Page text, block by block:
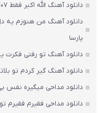
دانلود آهنگ الله اکبر فقط 207 مشکی سعید کریمی
دانلود آهنگ من هنوزم یه
پارسا
دانلود آهنگ تو رفتی فکرت
دانلود آهنگ گیر کردم تو
دانلود مداحی میگیره نفس
دانلود مداحی فقیرم فقیرم